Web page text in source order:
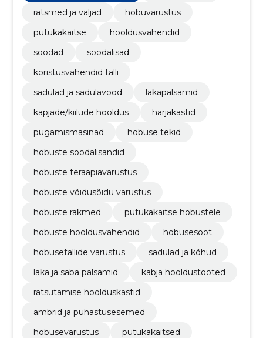
ratsmed ja valjad
hobuvarustus
putukakaitse
hooldusvahendid
söödad
söödalisad
koristusvahendid talli
sadulad ja sadulavööd
lakapalsamid
kapjade/kiilude hooldus
harjakastid
pügamismasinad
hobuse tekid
hobuste söödalisandid
hobuste teraapiavarustus
hobuste võidusõidu varustus
hobuste rakmed
putukakaitse hobustele
hobuste hooldusvahendid
hobusesööt
hobusetallide varustus
sadulad ja kõhud
laka ja saba palsamid
kabja hooldustooted
ratsutamise hoolduskastid
ämbrid ja puhastusesemed
hobusevarustus
putukakaitsed